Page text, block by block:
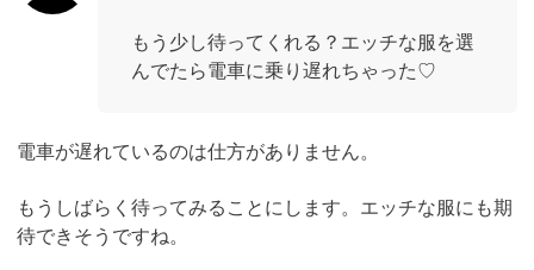
もう少し待ってくれる？エッチな服を選
んでたら電車に乗り遅れちゃった♡
電車が遅れているのは仕方がありません。
もうしばらく待ってみることにします。エッチな服にも期
待できそうですね。